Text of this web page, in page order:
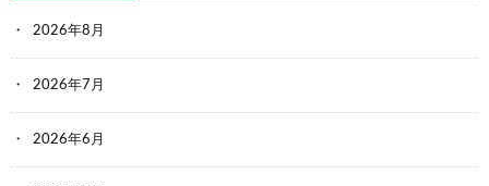
2026年8月
2026年7月
2026年6月